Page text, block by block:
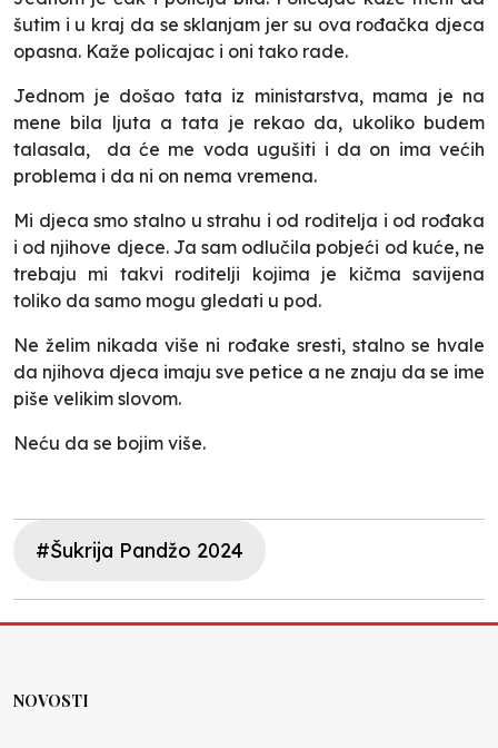
šutim i u kraj da se sklanjam jer su ova rođačka djeca
opasna. Kaže policajac i oni tako rade.
Jednom je došao tata iz ministarstva, mama je na
mene bila ljuta a tata je rekao da, ukoliko budem
talasala, da će me voda ugušiti i da on ima većih
problema i da ni on nema vremena.
Mi djeca smo stalno u strahu i od roditelja i od rođaka
i od njihove djece. Ja sam odlučila pobjeći od kuće, ne
trebaju mi takvi roditelji kojima je kičma savijena
toliko da samo mogu gledati u pod.
Ne želim nikada više ni rođake sresti, stalno se hvale
da njihova djeca imaju sve petice a ne znaju da se ime
piše velikim slovom.
Neću da se bojim više.
#Šukrija Pandžo 2024
NOVOSTI